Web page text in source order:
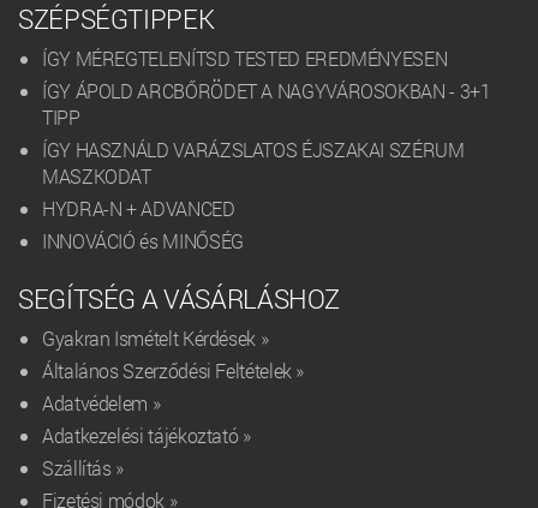
SZÉPSÉGTIPPEK
ÍGY MÉREGTELENÍTSD TESTED EREDMÉNYESEN
ÍGY ÁPOLD ARCBŐRÖDET A NAGYVÁROSOKBAN - 3+1
TIPP
ÍGY HASZNÁLD VARÁZSLATOS ÉJSZAKAI SZÉRUM
MASZKODAT
HYDRA-N + ADVANCED
INNOVÁCIÓ és MINŐSÉG
SEGÍTSÉG A VÁSÁRLÁSHOZ
Gyakran Ismételt Kérdések »
Általános Szerződési Feltételek »
Adatvédelem »
Adatkezelési tájékoztató »
Szállítás »
Fizetési módok »